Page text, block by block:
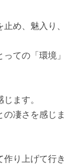
め、魅入り、
ての「環境」
ます。
の凄さを感じま
り上げて行き